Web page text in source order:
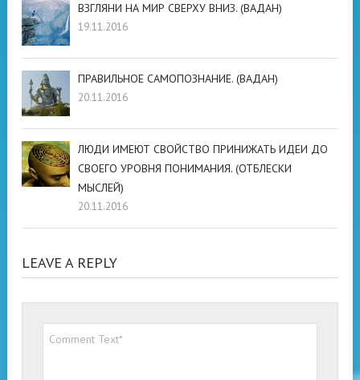
ВЗГЛЯНИ НА МИР СВЕРХУ ВНИЗ. (ВАДАН)
19.11.2016
ПРАВИЛЬНОЕ САМОПОЗНАНИЕ. (ВАДАН)
20.11.2016
ЛЮДИ ИМЕЮТ СВОЙСТВО ПРИНИЖАТЬ ИДЕИ ДО
СВОЕГО УРОВНЯ ПОНИМАНИЯ. (ОТБЛЕСКИ
МЫСЛЕЙ)
20.11.2016
LEAVE A REPLY